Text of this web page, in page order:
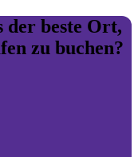
beste Ort,
zu buchen?